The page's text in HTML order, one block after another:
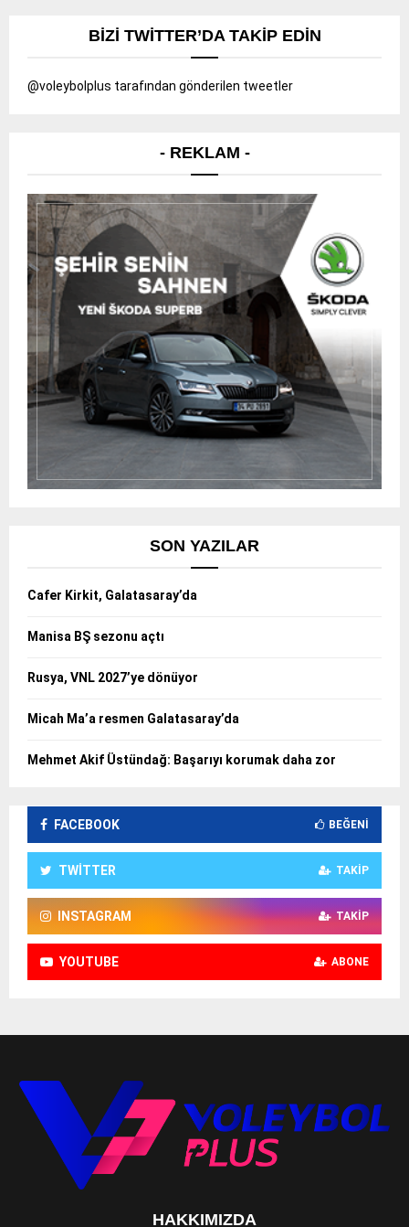
BIZI TWITTER’DA TAKIP EDIN
@voleybolplus tarafından gönderilen tweetler
- REKLAM -
SON YAZILAR
Cafer Kirkit, Galatasaray’da
Manisa BŞ sezonu açtı
Rusya, VNL 2027’ye dönüyor
Micah Ma’a resmen Galatasaray’da
Mehmet Akif Üstündağ: Başarıyı korumak daha zor
FACEBOOK BEĞENI
TWITTER TAKIP
INSTAGRAM TAKIP
YOUTUBE ABONE
HAKKIMIZDA